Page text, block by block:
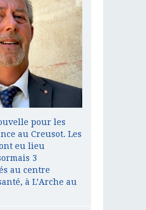
pour les
au Creusot. Les
eu lieu
3
au centre
à L’Arche au